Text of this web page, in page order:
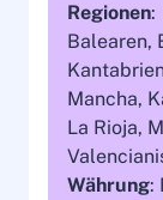
Regionen:
Balearen,
Mancha,
La Rioja,
Währung: